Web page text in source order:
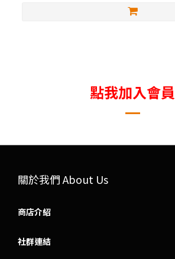
點我加入會員
關於我們 About Us
商店介紹
社群連結